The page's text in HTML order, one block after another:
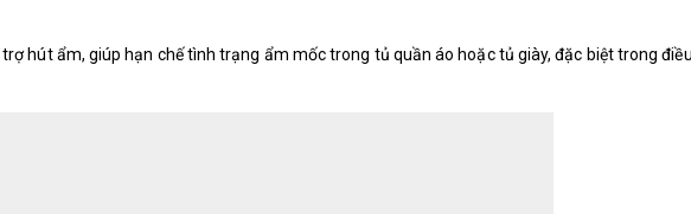
hút ẩm, giúp hạn chế tình trạng ẩm mốc trong tủ quần áo hoặc tủ giày, đặc biệt trong